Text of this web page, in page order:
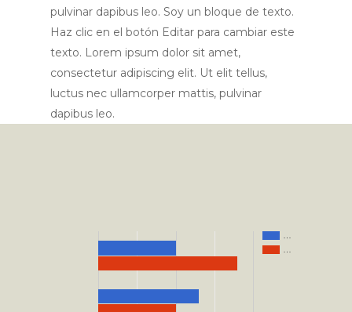
pulvinar dapibus leo. Soy un bloque de texto.
Haz clic en el botón Editar para cambiar este
texto. Lorem ipsum dolor sit amet,
consectetur adipiscing elit. Ut elit tellus,
luctus nec ullamcorper mattis, pulvinar
dapibus leo.